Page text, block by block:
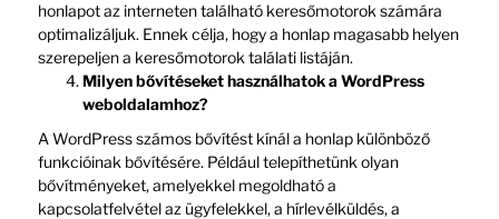
honlapot az interneten található keresőmotorok számára
optimalizáljuk. Ennek célja, hogy a honlap magasabb helyen
szerepeljen a keresőmotorok találati listáján.
Milyen bővítéseket használhatok a WordPress
weboldalamhoz?
A WordPress számos bővítést kínál a honlap különböző
funkcióinak bővítésére. Például telepíthetünk olyan
bővítményeket, amelyekkel megoldható a
kapcsolatfelvétel az ügyfelekkel, a hírlevélküldés, a